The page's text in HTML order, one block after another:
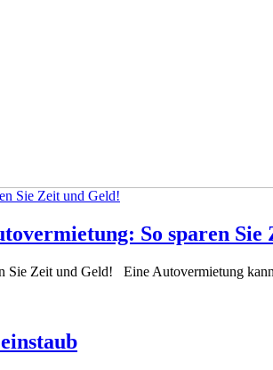
So sparen Sie
Sie Zeit und Geld! Eine Autovermietung